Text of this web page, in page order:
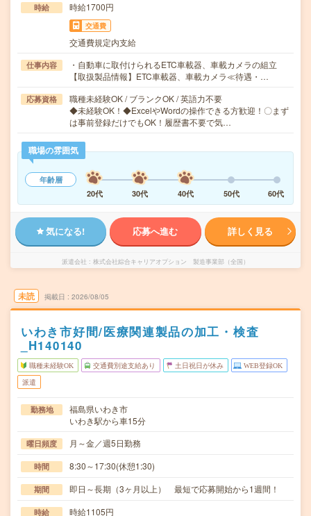
時給 時給1700円
交通費
交通費規定内支給
仕事内容
・自動車に取付けられるETC車載器、車載カメラの組立
【取扱製品情報】ETC車載器、車載カメラ≪待遇・…
応募資格
職種未経験OK / ブランクOK / 英語力不要
◆未経験OK！◆ExcelやWordの操作できる方歓迎！〇まず
は事前登録だけでもOK！履歴書不要で気…
職場の雰囲気
年齢層
20代
30代 40代 50代 60代
気になる! 応募へ進む 詳しく見る
派遣会社 株式会社綜合キャリアオプション 製造事業部（全国）
未読 掲載日 2026/08/05
いわき市好間/医療関連製品の加工・検査
_H140140
職種未経験OK 交通費別途支給あり 土日祝日が休み WEB登録OK
派遣
勤務地
福島県いわき市
いわき駅から車15分
曜日頻度 月～金／週5日勤務
時間 8:30～17:30(休憩1:30)
期間 即日～長期（3ヶ月以上） 最短で応募開始から1週間！
時給 時給1105円